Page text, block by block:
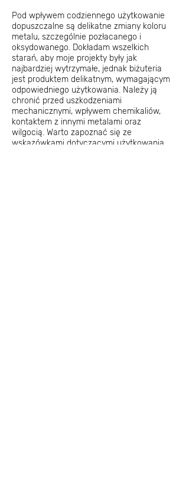
Pod wpływem codziennego użytkowanie
dopuszczalne są delikatne zmiany koloru
metalu, szczególnie pozłacanego i
oksydowanego. Dokładam wszelkich
starań, aby moje projekty były jak
najbardziej wytrzymałe, jednak biżuteria
jest produktem delikatnym, wymagającym
odpowiedniego użytkowania. Należy ją
chronić przed uszkodzeniami
mechanicznymi, wpływem chemikaliów,
kontaktem z innymi metalami oraz
wilgocią. Warto zapoznać się ze
wskazówkami dotyczącymi użytkowania